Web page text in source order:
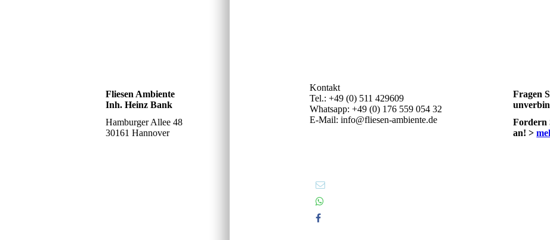
Fliesen Ambiente
Inh. Heinz Bank
Hamburger Allee 48
30161 Hannover
Kontakt
Tel.: +49 (0) 511 429609
Whatsapp: +49 (0) 176 559 054 32
E-Mail: info@fliesen-ambiente.de
Fragen
Fordern
an! >